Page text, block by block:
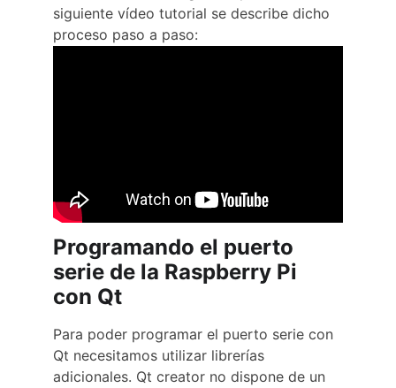
siguiente vídeo tutorial se describe dicho
proceso paso a paso:
Programando el puerto
serie de la Raspberry Pi
con Qt
Para poder programar el puerto serie con
Qt necesitamos utilizar librerías
adicionales. Qt creator no dispone de un